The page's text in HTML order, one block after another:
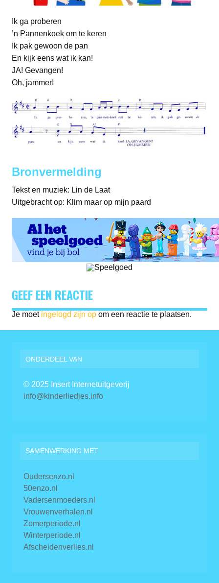
Ik ga proberen
’n Pannenkoek om te keren
Ik pak gewoon de pan
En kijk eens wat ik kan!
JA! Gevangen!
Oh, jammer!
Bronvermelding
Tekst en muziek: Lin de Laat
Uitgebracht op: Klim maar op mijn paard
GEEF EEN REACTIE
Je moet ingelogd zijn op om een reactie te plaatsen.
ONDERDEEL VAN
© 2025 Insert Internetuitgeverij
info@kinderliedjes.info
SAMENWERKING MET
Oudersenzo.nl
50enzo.nl
Vadersenmoeders.nl
Vrouwenverhalen.nl
Zomerperiode.nl
Winterperiode.nl
Afscheidenverlies.nl